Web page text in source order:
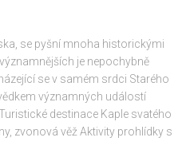
se pyšní mnoha historickými
je nepochybně
se v samém srdci Starého
významných událostí
destinace Kaple svatého
zvonová věž Aktivity prohlídky s